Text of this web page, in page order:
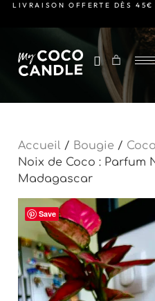
LIVRAISON OFFERTE DÈS
Accueil / Bougie /
Noix de Coco : Parfum
Madagascar
Save